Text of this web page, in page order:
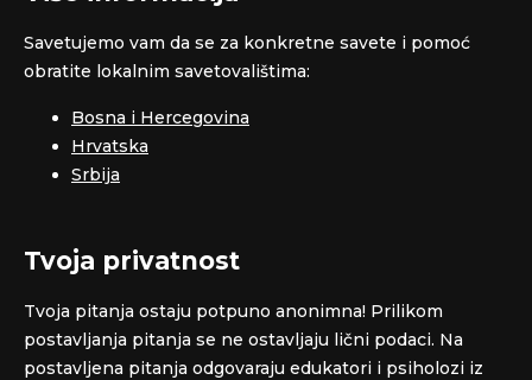
Savetujemo vam da se za konkretne savete i pomoć
obratite lokalnim savetovalištima:
Bosna i Hercegovina
Hrvatska
Srbija
Tvoja privatnost
Tvoja pitanja ostaju potpuno anonimna! Prilikom
postavljanja pitanja se ne ostavljaju lični podaci. Na
postavljena pitanja odgovaraju edukatori i psiholozi iz